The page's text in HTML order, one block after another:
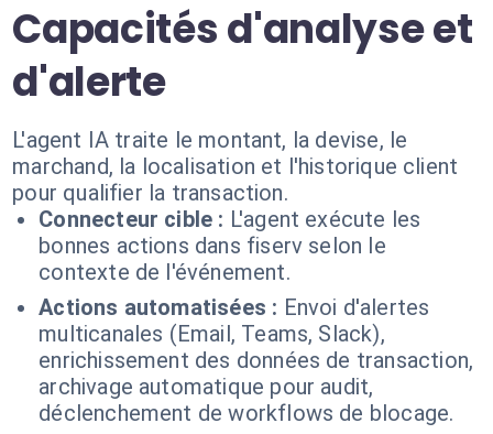
Capacités d'analyse et
d'alerte
L'agent IA traite le montant, la devise, le
marchand, la localisation et l'historique client
pour qualifier la transaction.
Connecteur cible : L'agent exécute les
bonnes actions dans fiserv selon le
contexte de l'événement.
Actions automatisées : Envoi d'alertes
multicanales (Email, Teams, Slack),
enrichissement des données de transaction,
archivage automatique pour audit,
déclenchement de workflows de blocage.